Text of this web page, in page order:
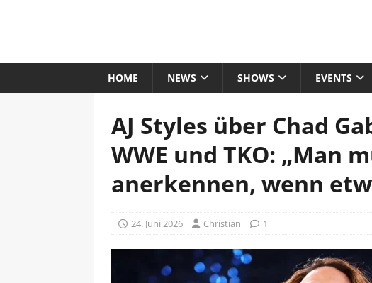
HOME NEWS SHOWS EVENTS
AJ Styles über Chad
WWE und TKO: „Man
anerkennen, wenn
24. Juni 2026 Christian 1